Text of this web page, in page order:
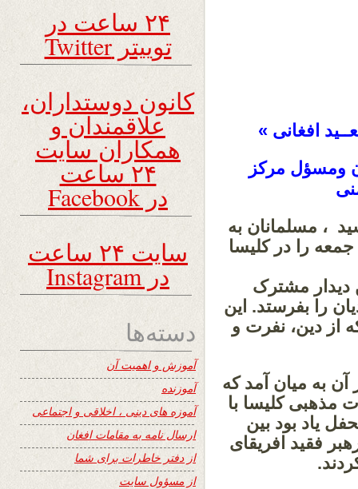
افغانی »
ومسؤل مرکز
، مسلمانان به
بار نماز جمعه را در کلیسا
دیدار مشترک
را بفرستد. این
از دین، نفرت و
به میان آمد که
مذهبی کلیسا با
یاد بود بین
فقید افریقای
۲۴ ساعت در
توییتر Twitter
کانون دوستداران،
علاقمندان و
همکاران سایت
۲۴ ساعت
در Facebook
سایت ۲۴ ساعت
در Instagram
دسته‌ها
آموزش و اهمیت آن
آموزنده
آموزه های دینی ، اخلاقی و اجتماعی
ارسال نامه به مقامات افغان
از دفتر خاطرات برای شما
از مسؤول سایت